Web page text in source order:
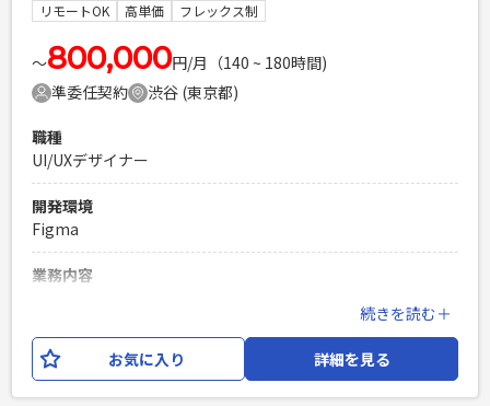
必須スキル
・Reactでの開発経験3年以上 ・Next.js AppRouterを用いた
開発経験 ・UIコンポーネントライブラリを使わない開発経験
・生のCSS記述経験およびCSSに関する知識 ・プランナーやデ
PHPを用いたWebサービスの開発経験4年以上
エンジニア複数人のチームでの開発経験
リモートOK 高単価 フレックス制
〜800,000円/月（140 ~ 180時間)
準委任契約
渋谷 (東京都)
職種
UI/UXデザイナー
開発環境
Figma
業務内容
リの開発です。 累計600万ダウンロードとプロダクトは成長を
しておりますが、アプリ楽しむユーザーの体験を デザインの
力で更に向上させ、プロダクトの事業成長に貢献いただける
続きを読む＋
お気に入り 詳細を見る